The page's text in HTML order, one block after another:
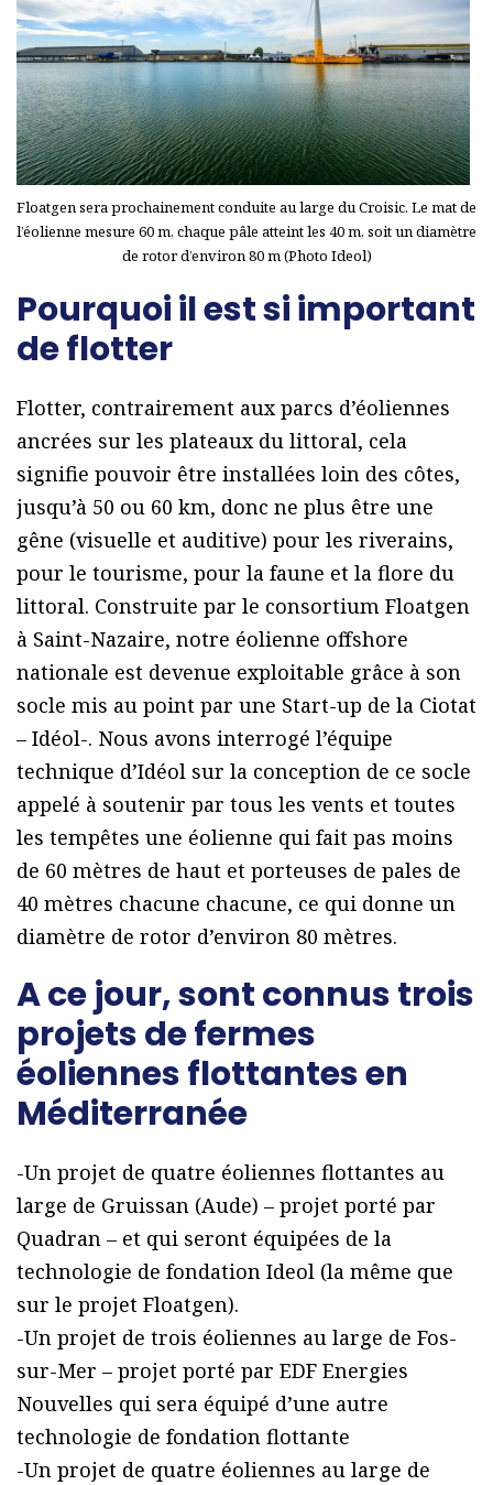
Floatgen sera prochainement conduite au large du Croisic. Le mat de
l’éolienne mesure 60 m, chaque pâle atteint les 40 m, soit un diamètre
de rotor d’environ 80 m (Photo Ideol)
Pourquoi il est si important
de flotter
Flotter, contrairement aux parcs d’éoliennes
ancrées sur les plateaux du littoral, cela
signifie pouvoir être installées loin des côtes,
jusqu’à 50 ou 60 km, donc ne plus être une
gêne (visuelle et auditive) pour les riverains,
pour le tourisme, pour la faune et la flore du
littoral. Construite par le consortium Floatgen
à Saint-Nazaire, notre éolienne offshore
nationale est devenue exploitable grâce à son
socle mis au point par une Start-up de la Ciotat
– Idéol-. Nous avons interrogé l’équipe
technique d’Idéol sur la conception de ce socle
appelé à soutenir par tous les vents et toutes
les tempêtes une éolienne qui fait pas moins
de 60 mètres de haut et porteuses de pales de
40 mètres chacune chacune, ce qui donne un
diamètre de rotor d’environ 80 mètres.
A ce jour, sont connus trois
projets de fermes
éoliennes flottantes en
Méditerranée
-Un projet de quatre éoliennes flottantes au
large de Gruissan (Aude) – projet porté par
Quadran – et qui seront équipées de la
technologie de fondation Ideol (la même que
sur le projet Floatgen).
-Un projet de trois éoliennes au large de Fos-
sur-Mer – projet porté par EDF Energies
Nouvelles qui sera équipé d’une autre
technologie de fondation flottante
-Un projet de quatre éoliennes au large de